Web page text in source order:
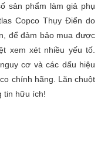
sản phẩm làm giả phụ
Copco Thụy Điển do
để đảm bảo mua được
xem xét nhiều yếu tố.
cơ và các dấu hiệu
chính hãng. Lăn chuột
tin hữu ích!